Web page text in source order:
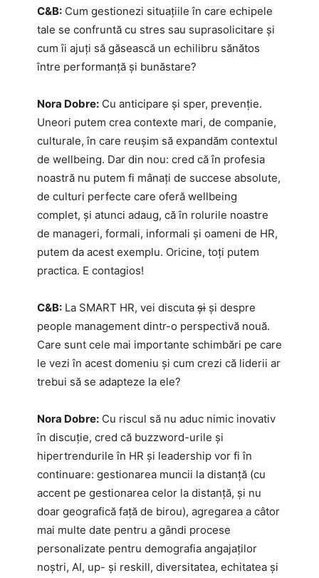
C&B: Cum gestionezi situațiile în care echipele
tale se confruntă cu stres sau suprasolicitare și
cum îi ajuți să găsească un echilibru sănătos
între performanță și bunăstare?
Nora Dobre: Cu anticipare și sper, prevenție.
Uneori putem crea contexte mari, de companie,
culturale, în care reușim să expandăm contextul
de wellbeing. Dar din nou: cred că în profesia
noastră nu putem fi mânați de succese absolute,
de culturi perfecte care oferă wellbeing
complet, și atunci adaug, că în rolurile noastre
de manageri, formali, informali și oameni de HR,
putem da acest exemplu. Oricine, toți putem
practica. E contagios!
C&B: La SMART HR, vei discuta și și despre
people management dintr-o perspectivă nouă.
Care sunt cele mai importante schimbări pe care
le vezi în acest domeniu și cum crezi că liderii ar
trebui să se adapteze la ele?
Nora Dobre: Cu riscul să nu aduc nimic inovativ
în discuție, cred că buzzword-urile și
hipertrendurile în HR și leadership vor fi în
continuare: gestionarea muncii la distanță (cu
accent pe gestionarea celor la distanță, și nu
doar geografică față de birou), agregarea a câtor
mai multe date pentru a gândi procese
personalizate pentru demografia angajaților
noștri, AI, up- și reskill, diversitatea, echitatea și